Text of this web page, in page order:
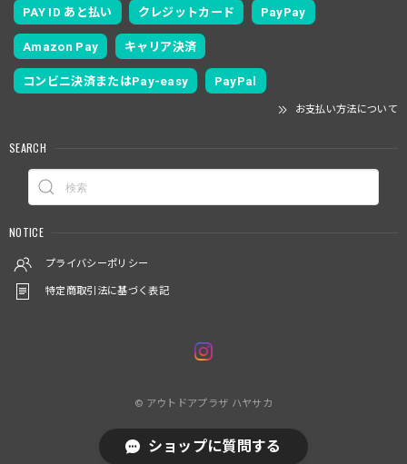
PAY ID あと払い クレジットカード PayPay
Amazon Pay キャリア決済
コンビニ決済またはPay-easy PayPal
お支払い方法について
SEARCH
NOTICE
プライバシーポリシー
特定商取引法に基づく表記
© アウトドアプラザ ハヤサカ
ショップに質問する